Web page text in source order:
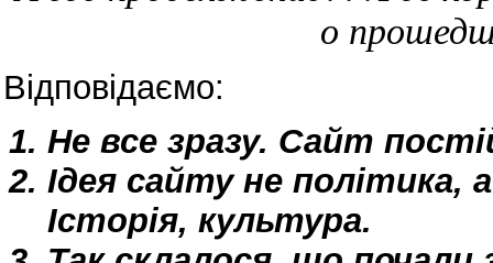
о
Відповідаємо:
Не все зразу. Сайт
Ідея сайту не політика,
Історія, культура.